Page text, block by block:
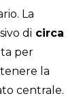
La
di circa
per
la
centrale.